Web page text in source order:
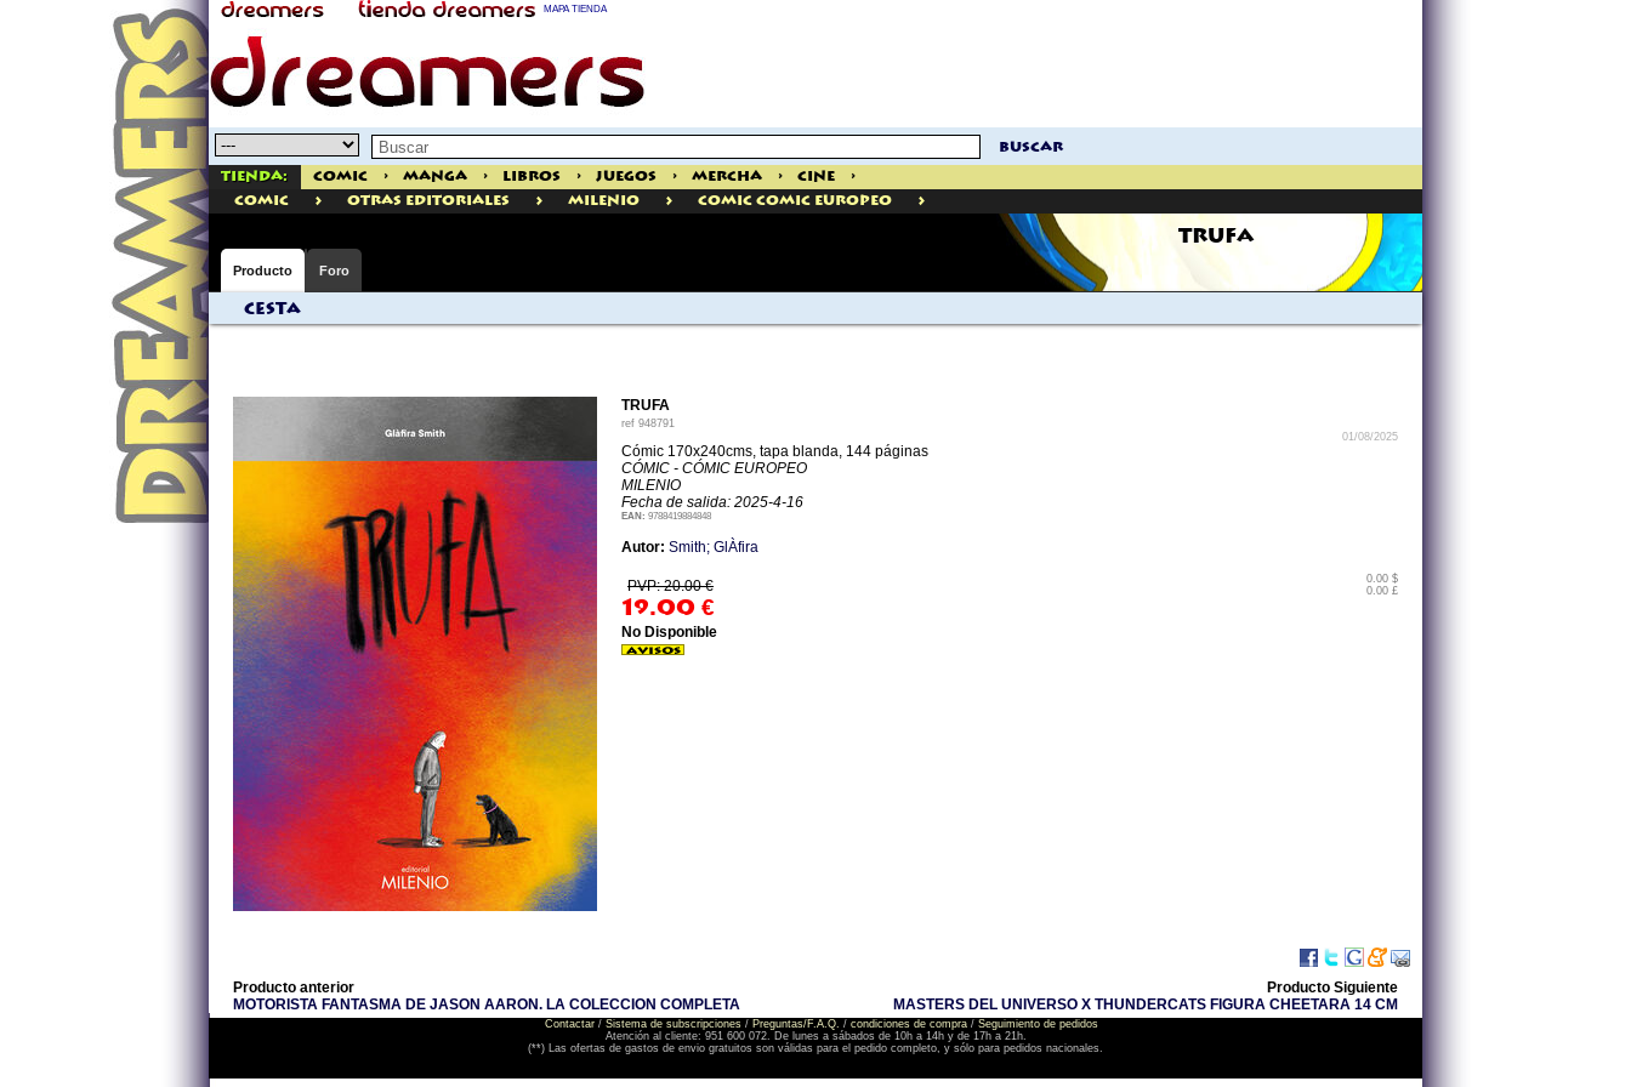
MAPA TIENDA
buscar
Tienda: Comic > Manga > Libros > Juegos > Mercha > Cine
>
comic
> Otras Editoriales > Milenio > Comic Comic Europeo >
TRUFA
Producto Foro
Cesta
TRUFA
ref 948791
01/08/2025
Cómic 170x240cms, tapa blanda, 144 páginas
CÓMIC - CÓMIC EUROPEO
MILENIO
Fecha de salida: 2025-4-16
EAN: 9788419884848
Autor: Smith; GlÀfira
PVP: 20.00 €
19.00 €
0.00 $
0.00 £
No Disponible
Producto anterior
MOTORISTA FANTASMA DE JASON AARON. LA COLECCION COMPLETA
Producto Siguiente
MASTERS DEL UNIVERSO X THUNDERCATS FIGURA CHEETARA 14 CM
Contactar / Sistema de subscripciones / Preguntas/F.A.Q. / condiciones de compra / Seguimiento de pedidos
Atención al cliente: 951 600 072. De lunes a sábados de 10h a 14h y de 17h a 21h.
(**) Las ofertas de gastos de envio gratuitos son válidas para el pedido completo, y sólo para pedidos nacionales.